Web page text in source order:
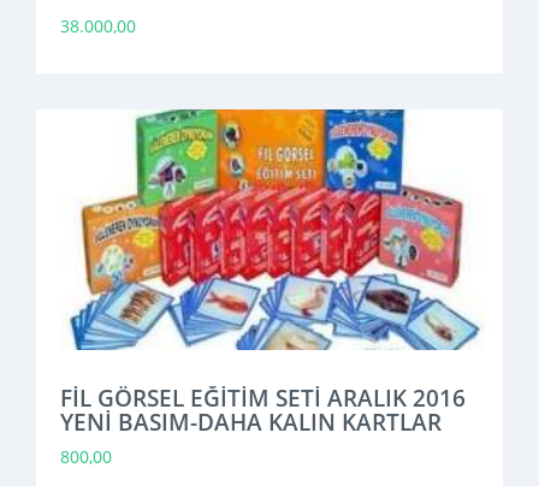
38.000,00
FİL GÖRSEL EĞİTİM SETİ ARALIK 2016
YENİ BASIM-DAHA KALIN KARTLAR
800,00